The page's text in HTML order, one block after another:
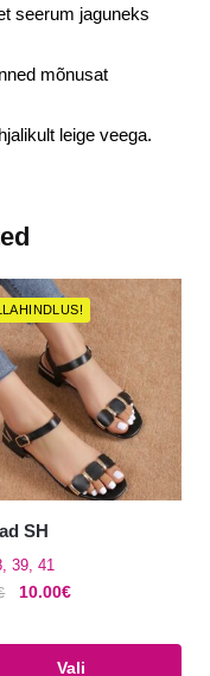
seerum jaguneks
mõnusat
leige veega.
SH
39, 41
Algne
oli:
15.90€.
10.00€Praegune
on:
10.00€.
Vali